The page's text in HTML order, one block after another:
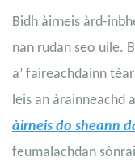
Bidh àirneis àrd-
nan rudan seo uile.
a’ faireachdainn
leis an àrainneachd
àirneis do sheann
feumalachdan